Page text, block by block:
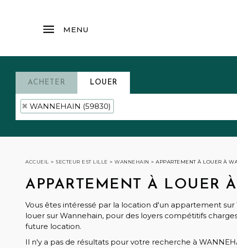
MENU
ACHETER LOUER
WANNEHAIN (59830)
ACCUEIL > SECTEUR EST LILLE > WANNEHAIN > APPARTEMENT À LOUER À
APPARTEMENT À LOUER
Vous êtes intéressé par la location d'un appartement
louer sur Wannehain, pour des loyers compétitifs
future location.
Il n'y a pas de résultats pour votre recherche à